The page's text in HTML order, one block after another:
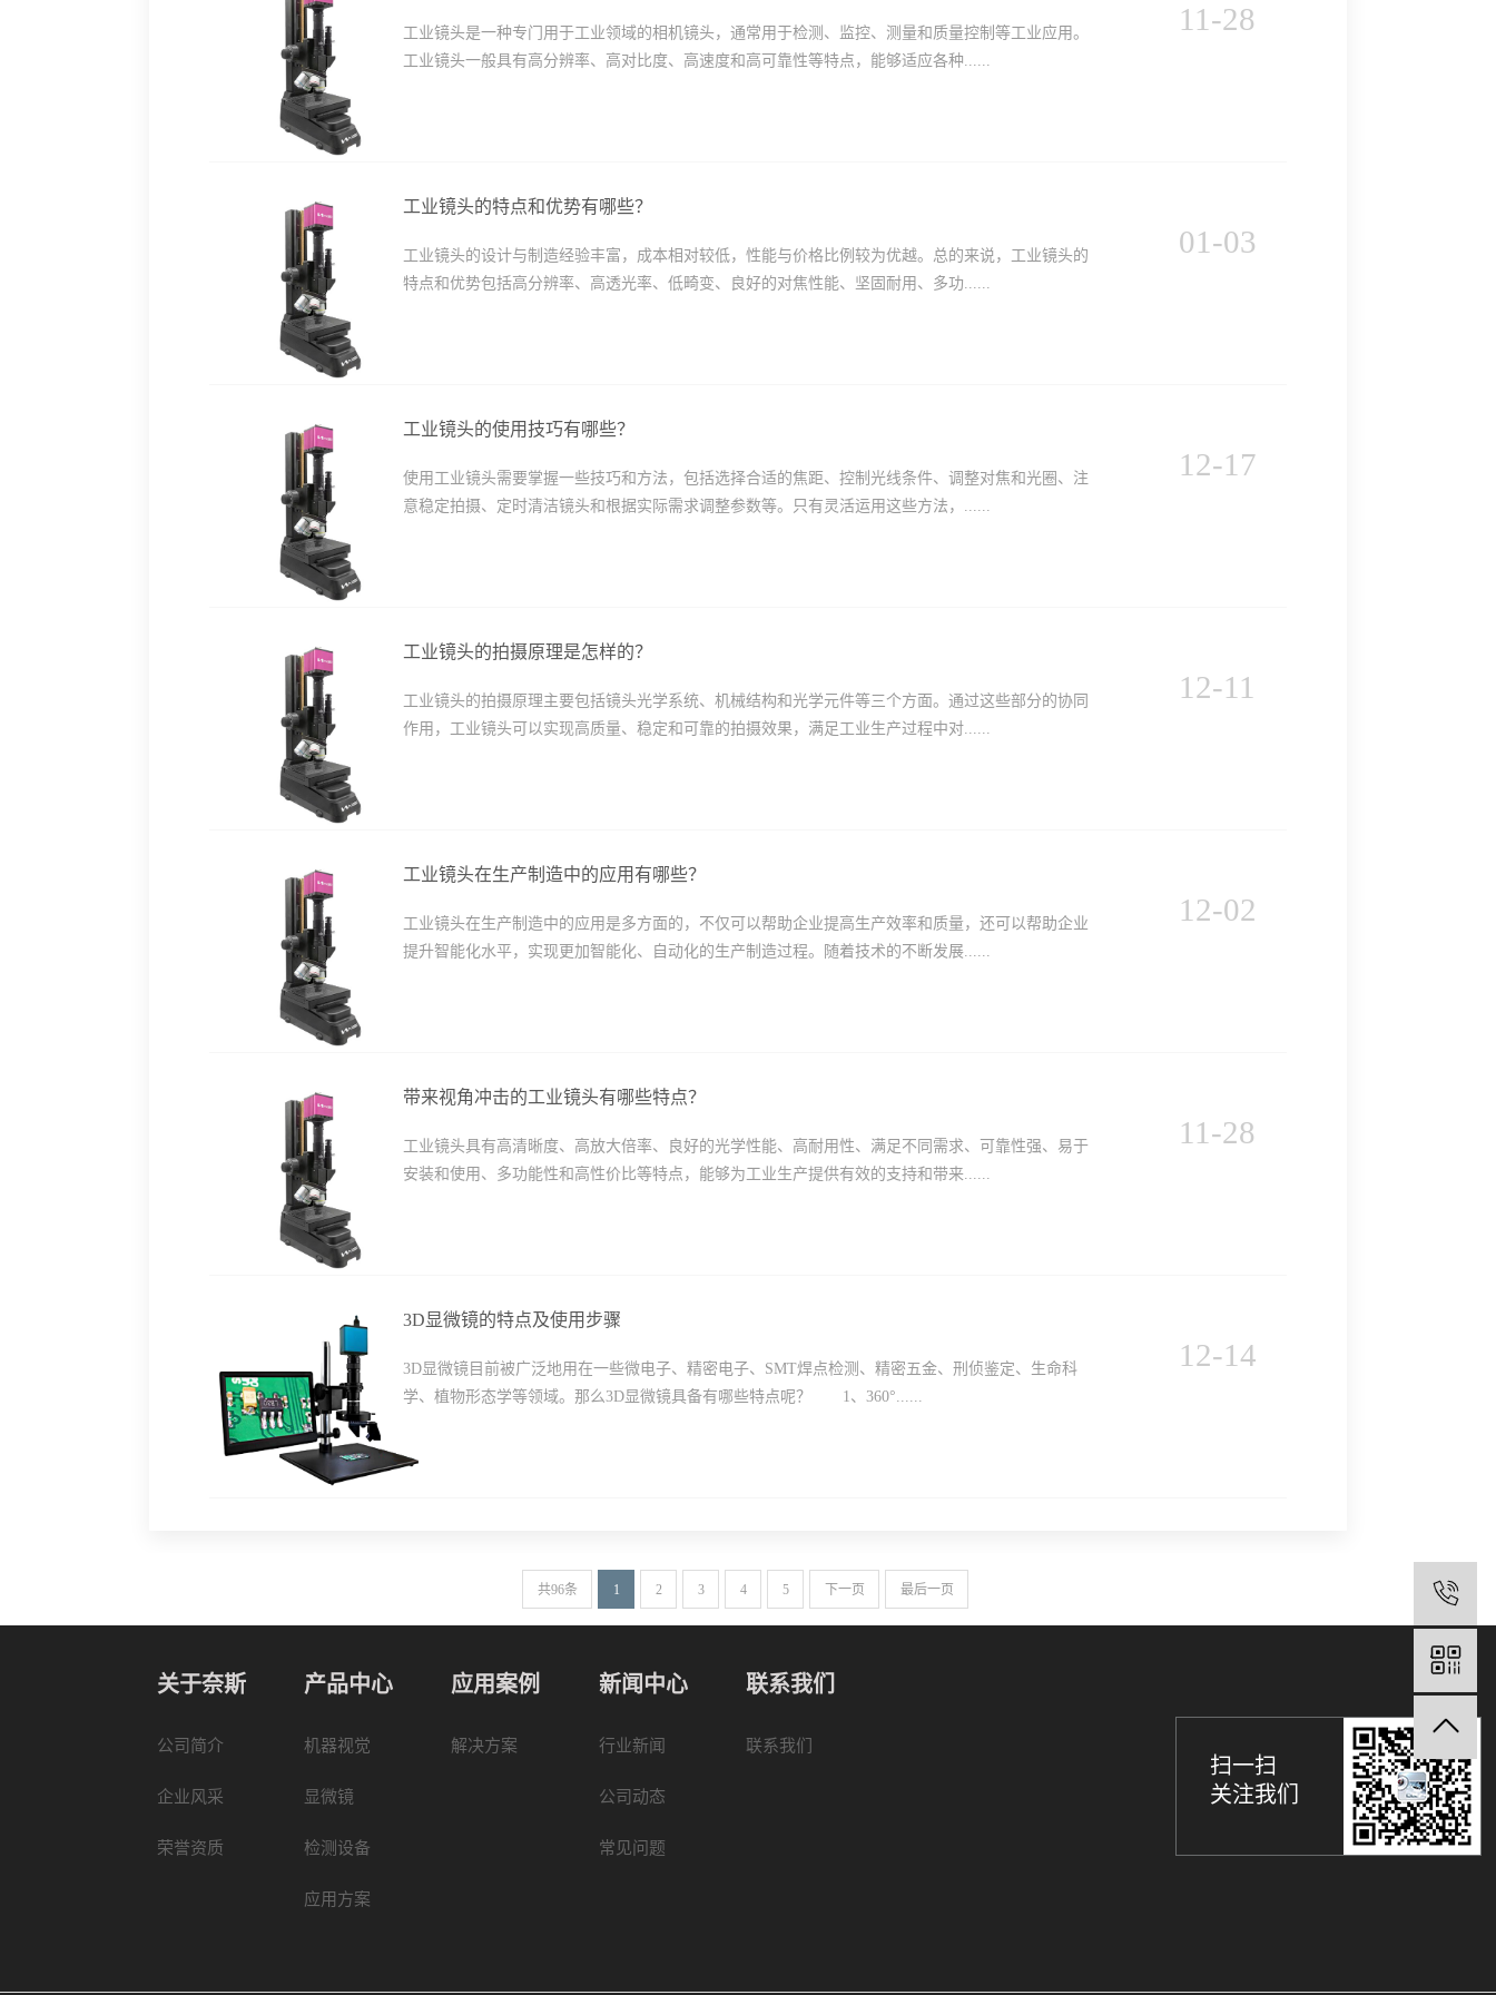
工业镜头是一种专门用于工业领域的相机镜头，通常用于检测、监控、测量和质量控制等工业应用。
工业镜头一般具有高分辨率、高对比度、高速度和高可靠性等特点，能够适应各种......
11 -28
工业镜头的特点和优势有哪些？
工业镜头的设计与制造经验丰富，成本相对较低，性能与价格比例较为优越。总的来说，工业镜头的
特点和优势包括高分辨率、高透光率、低畸变、良好的对焦性能、坚固耐用、多功......
01 -03
工业镜头的使用技巧有哪些？
使用工业镜头需要掌握一些技巧和方法，包括选择合适的焦距、控制光线条件、调整对焦和光圈、注
意稳定拍摄、定时清洁镜头和根据实际需求调整参数等。只有灵活运用这些方法，......
12-17
工业镜头的拍摄原理是怎样的？
工业镜头的拍摄原理主要包括镜头光学系统、机械结构和光学元件等三个方面。通过这些部分的协同
作用，工业镜头可以实现高质量、稳定和可靠的拍摄效果，满足工业生产过程中对......
12-11
工业镜头在生产制造中的应用有哪些？
工业镜头在生产制造中的应用是多方面的，不仅可以帮助企业提高生产效率和质量，还可以帮助企业
提升智能化水平，实现更加智能化、自动化的生产制造过程。随着技术的不断发展......
12-02
带来视角冲击的工业镜头有哪些特点？
工业镜头具有高清晰度、高放大倍率、良好的光学性能、高耐用性、满足不同需求、可靠性强、易于
安装和使用、多功能性和高性价比等特点，能够为工业生产提供有效的支持和带来......
11 -28
3D显微镜的特点及使用步骤
3D显微镜目前被广泛地用在一些微电子、精密电子、SMT焊点检测、精密五金、刑侦鉴定、生命科
学、植物形态学等领域。那么3D显微镜具备有哪些特点呢？ 1、360°......
12-14
共96条 1 2 3 4 5 下一页 最后一页
关于奈斯
公司简介
企业风采
荣誉资质
产品中心
机器视觉
显微镜
检测设备
应用方案
应用案例
解决方案
新闻中心
行业新闻
公司动态
常见问题
联系我们
联系我们
扫一扫
关注我们